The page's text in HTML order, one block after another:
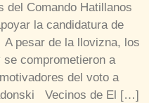
del Comando Hatillanos
la candidatura de
pesar de la llovizna, los
comprometieron a
del voto a
Vecinos de El […]